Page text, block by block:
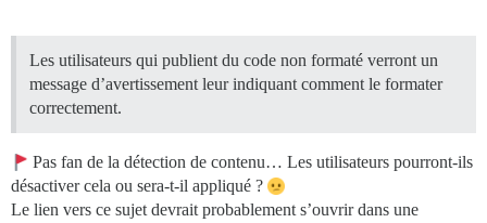
Les utilisateurs qui publient du code non formaté verront un
message d’avertissement leur indiquant comment le formater
correctement.
Pas fan de la détection de contenu… Les utilisateurs pourront-ils
désactiver cela ou sera-t-il appliqué ?
Le lien vers ce sujet devrait probablement s’ouvrir dans une